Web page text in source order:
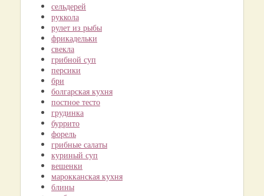
сельдерей
руккола
рулет из рыбы
фрикадельки
свекла
грибной суп
персики
бри
болгарская кухня
постное тесто
грудинка
буррито
форель
грибные салаты
куриный суп
вешенки
марокканская кухня
блины